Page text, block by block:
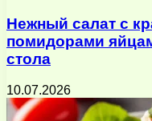
Нежный салат с
помидорами
стола
10.07.2026